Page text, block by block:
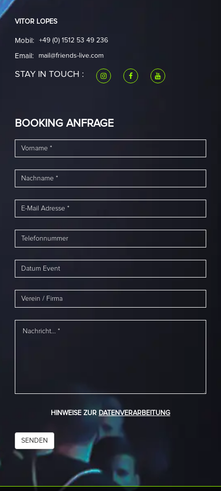
VITOR LOPES
Mobil: +49 (0) 1512 53 49 236
Email: mail@friends-live.com
STAY IN TOUCH :
BOOKING ANFRAGE
HINWEISE ZUR DATENVERARBEITUNG